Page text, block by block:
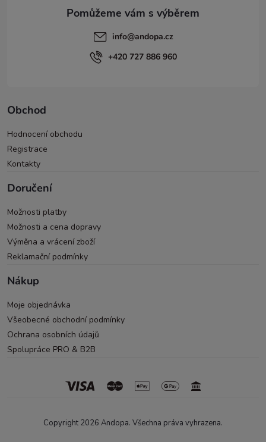
info@andopa.cz
+420 727 886 960
Obchod
Hodnocení obchodu
Registrace
Kontakty
Doručení
Možnosti platby
Možnosti a cena dopravy
Výměna a vrácení zboží
Reklamační podmínky
Nákup
Moje objednávka
Všeobecné obchodní podmínky
Ochrana osobních údajů
Spolupráce PRO & B2B
Copyright 2026 Andopa. Všechna práva vyhrazena.